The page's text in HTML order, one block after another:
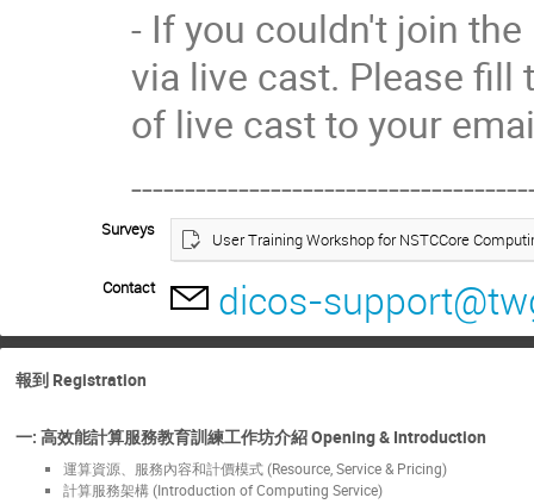
- If you couldn't join
via live cast. Please fill
of live cast to your
Surveys User Training Workshop for NSTCCore
Contact dicos-
報到 Registration
一: 高效能計算服務教育訓練工作坊介紹 Opening & Introduction
運算資源、服務內容和計價模式 (Resource, Service & Pricing)
計算服務架構 (Introduction of Computing Service)